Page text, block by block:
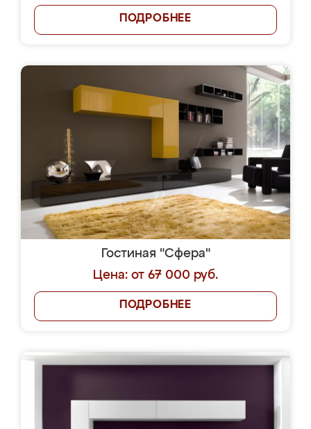
ПОДРОБНЕЕ
Гостиная "Сфера"
Цена: от 67 000 руб.
ПОДРОБНЕЕ